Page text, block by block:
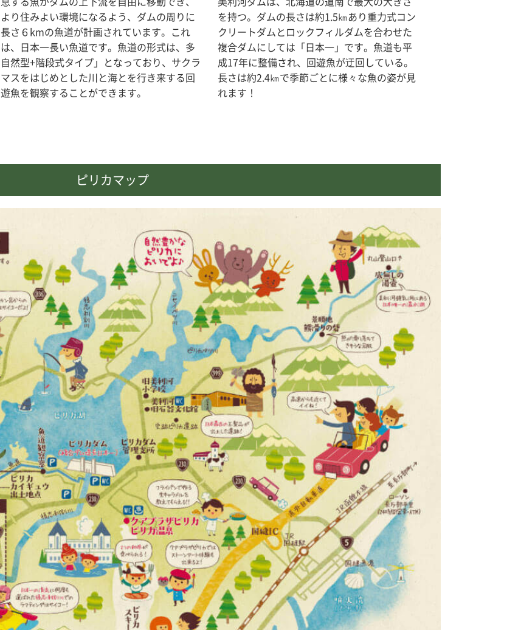
より住みよい環境になるよう、ダムの周りに
長さ６kmの魚道が計画されています。これ
は、日本一長い魚道です。魚道の形式は、多
自然型+階段式タイプ」となっており、サクラ
マスをはじめとした川と海とを行き来する回
遊魚を観察することができます。
を持つ。ダムの長さは約1.5㎞あり重力式コン
クリートダムとロックフィルダムを合わせた
複合ダムにしては「日本一」です。魚道も平
成17年に整備され、回遊魚が迂回している。
長さは約2.4㎞で季節ごとに様々な魚の姿が見
れます！
ピリカマップ